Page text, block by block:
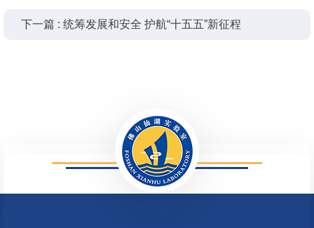
下一篇 : 统筹发展和安全 护航“十五五”新征程